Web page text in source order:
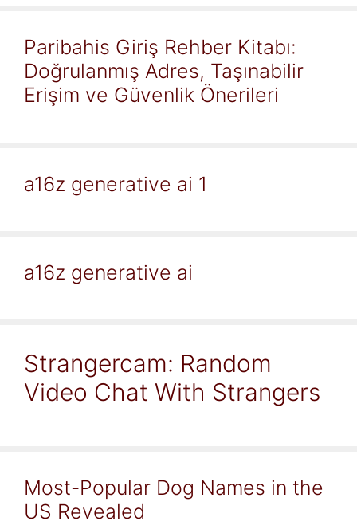
Paribahis Giriş Rehber Kitabı:
Doğrulanmış Adres, Taşınabilir
Erişim ve Güvenlik Önerileri
a16z generative ai 1
a16z generative ai
Strangercam: Random
Video Chat With Strangers
Most-Popular Dog Names in the
US Revealed